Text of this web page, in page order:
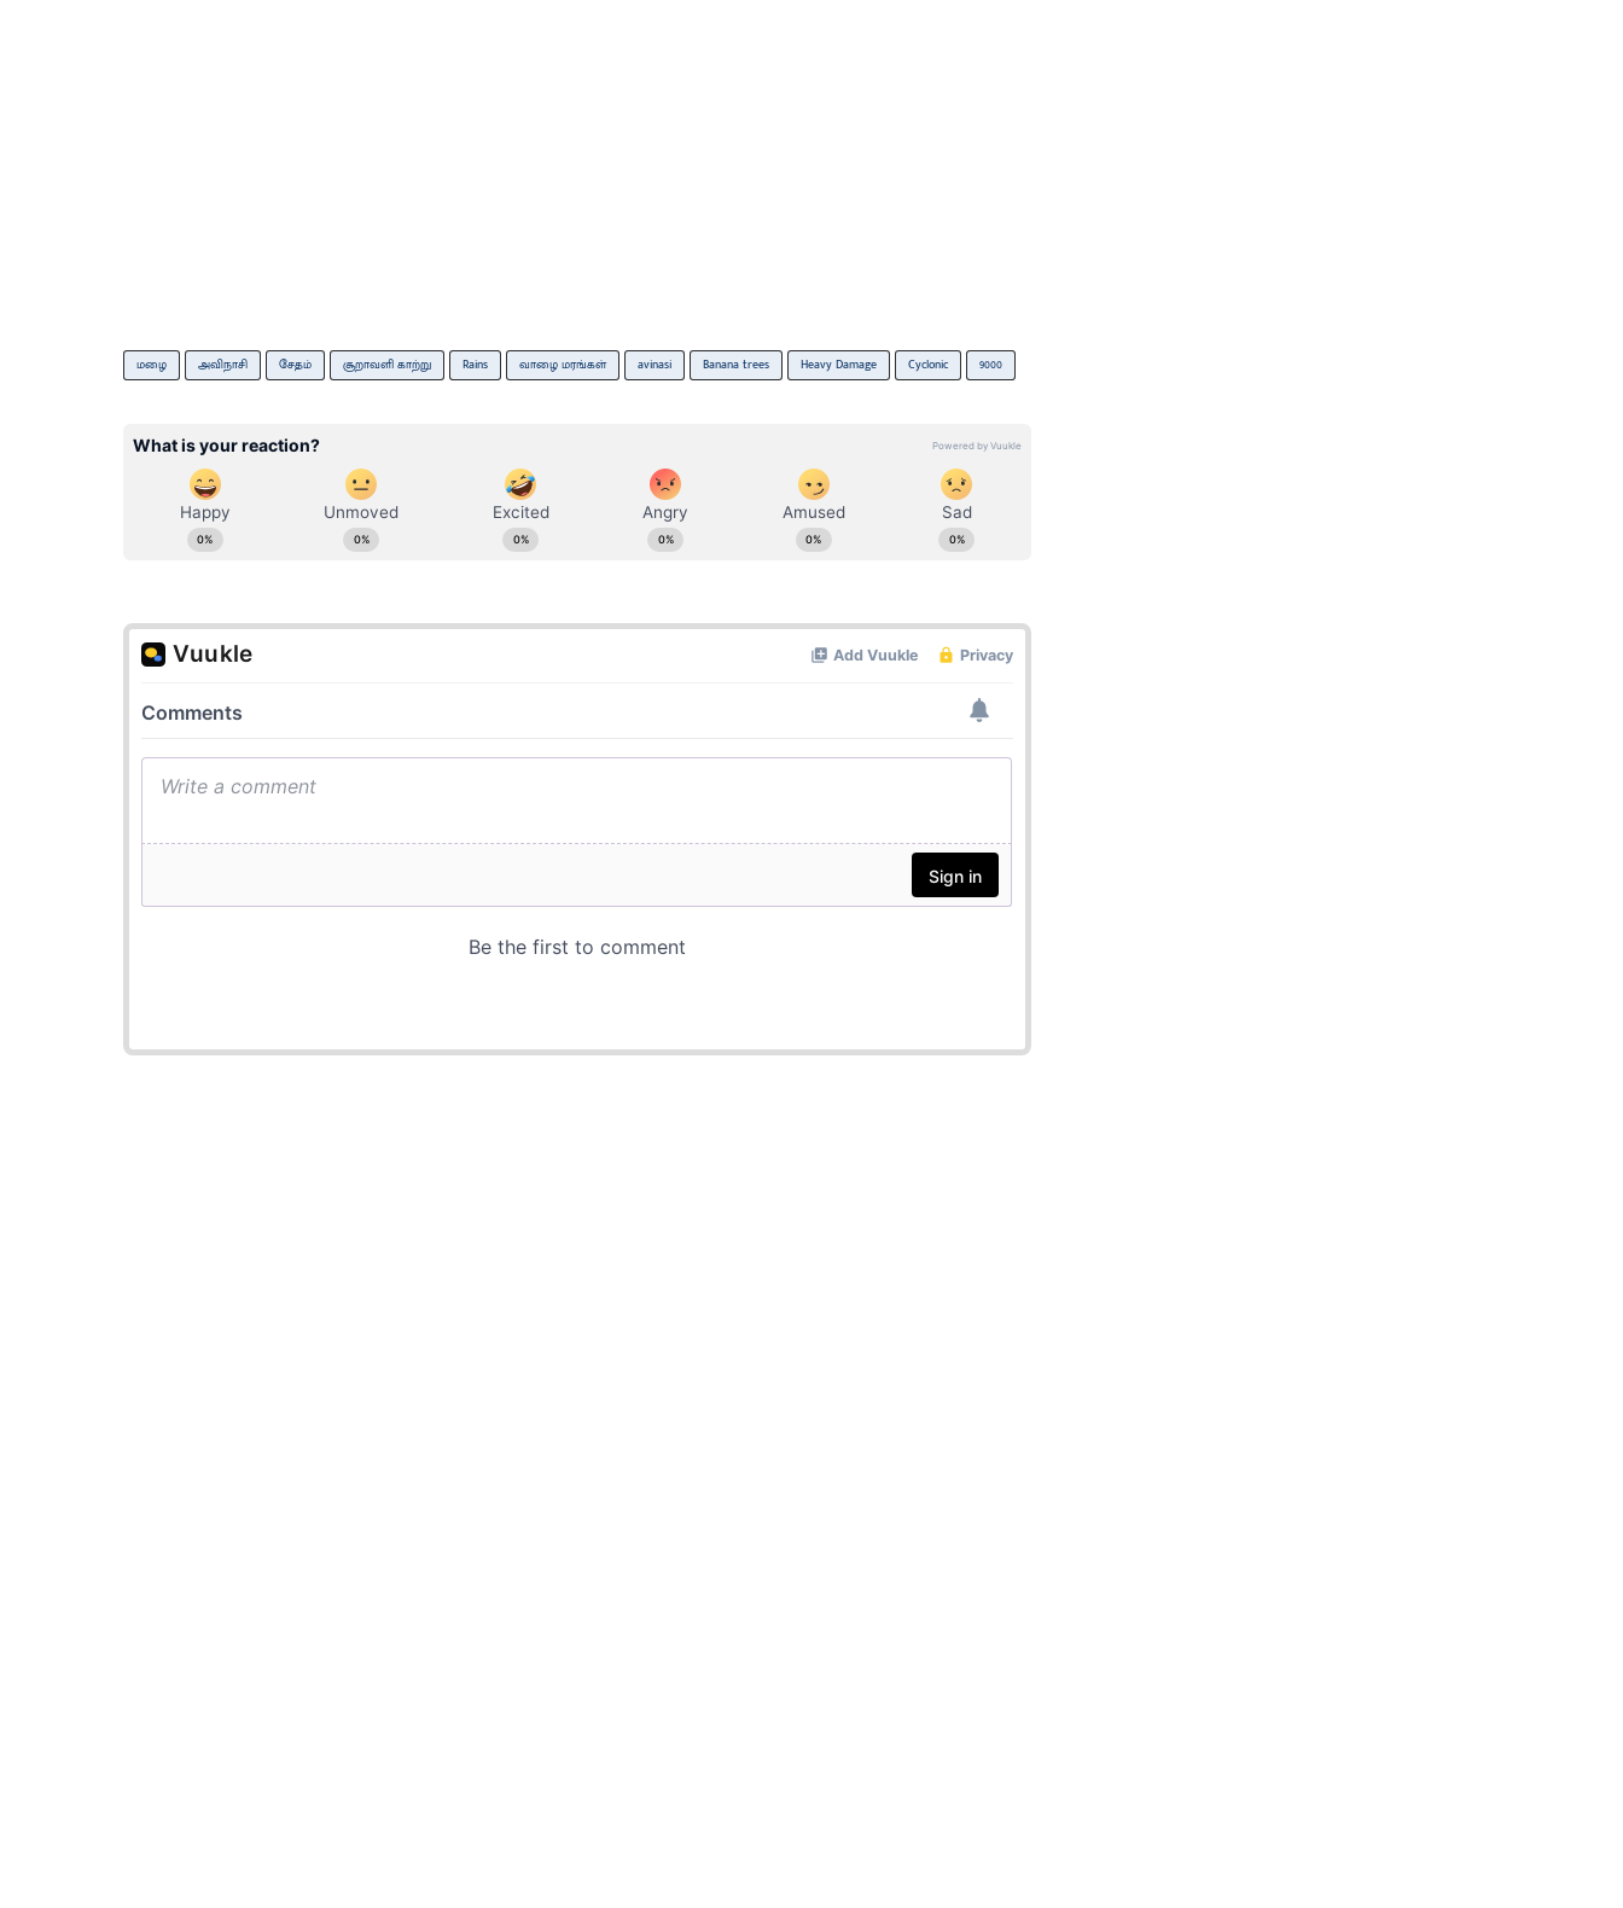
மழை அவிநாசி சேதம் சூறாவளி காற்று Rains வாழை மரங்கள் avinasi Banana trees Heavy Damage Cyclonic 9000